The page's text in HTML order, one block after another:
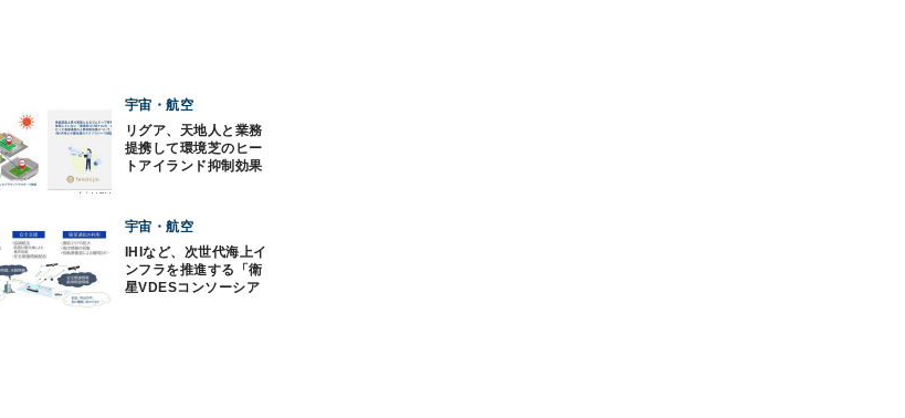
宇宙・航空
リグア、天地人と業務
提携して環境芝のヒー
トアイランド抑制効果
宇宙・航空
IHIなど、次世代海上イ
ンフラを推進する「衛
星VDESコンソーシア